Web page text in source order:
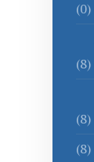
(0)
(8)
(8)
(8)